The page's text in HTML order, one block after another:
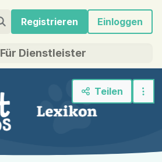
Registrieren Einloggen
Für Dienstleister
Teilen